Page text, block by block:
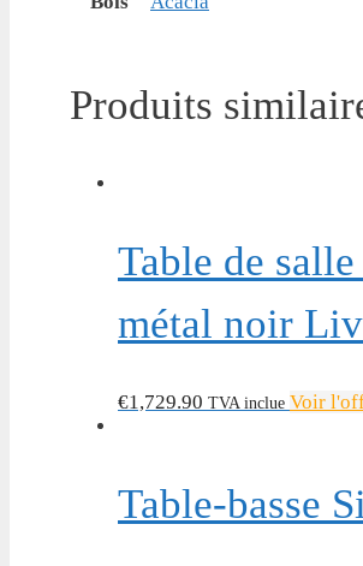
Produits
Table de
métal noir
€1,729.90 TVA inclue Voir
Table-basse